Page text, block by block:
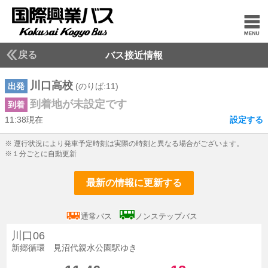
戻る バス接近情報
出発 川口高校 (のりば:11)
到着 到着地が未設定です
設定する
11:38現在
※ 運行状況により発車予定時刻は実際の時刻と異なる場合がございます。
※１分ごとに自動更新
最新の情報に更新する
通常バス ノンステップバス
川口06
新郷循環 見沼代親水公園駅ゆき